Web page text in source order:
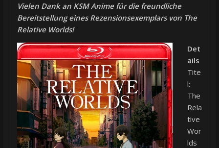
Vielen Dank an KSM Anime für die freundliche
Bereitstellung eines Rezensionsexemplars von The
Relative Worlds!
Det
ails
Tite
l:
The
Rela
tive
Wor
lds